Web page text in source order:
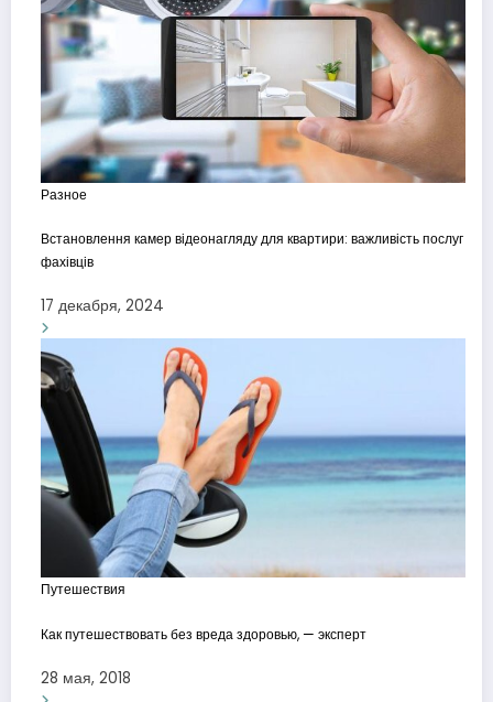
Разное
Встановлення камер відеонагляду для квартири: важливість послуг
фахівців
17 декабря, 2024
Путешествия
Как путешествовать без вреда здоровью, — эксперт
28 мая, 2018